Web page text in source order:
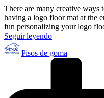
There are many creative ways
having a logo floor mat at the
fun personalizing your logo
Seguir leyendo
Publicado
por
Pisos de goma